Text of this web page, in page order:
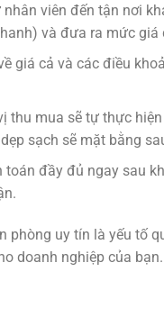
viên đến tận nơi
và đưa ra mức giá
giá cả và các điều
thu mua sẽ tự thực
sạch sẽ mặt bằng
đầy đủ ngay sau
uy tín là yếu tố
doanh nghiệp của bạn.